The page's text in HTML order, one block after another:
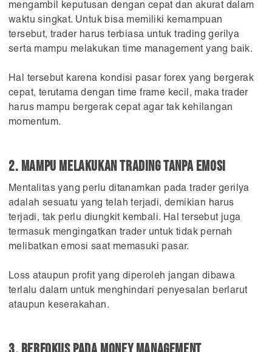
mengambil keputusan dengan cepat dan akurat dalam
waktu singkat. Untuk bisa memiliki kemampuan
tersebut, trader harus terbiasa untuk trading gerilya
serta mampu melakukan time management yang baik.
Hal tersebut karena kondisi pasar forex yang bergerak
cepat, terutama dengan time frame kecil, maka trader
harus mampu bergerak cepat agar tak kehilangan
momentum.
2. Mampu melakukan trading tanpa emosi
Mentalitas yang perlu ditanamkan pada trader gerilya
adalah sesuatu yang telah terjadi, demikian harus
terjadi, tak perlu diungkit kembali. Hal tersebut juga
termasuk mengingatkan trader untuk tidak pernah
melibatkan emosi saat memasuki pasar.
Loss ataupun profit yang diperoleh jangan dibawa
terlalu dalam untuk menghindari penyesalan berlarut
ataupun keserakahan.